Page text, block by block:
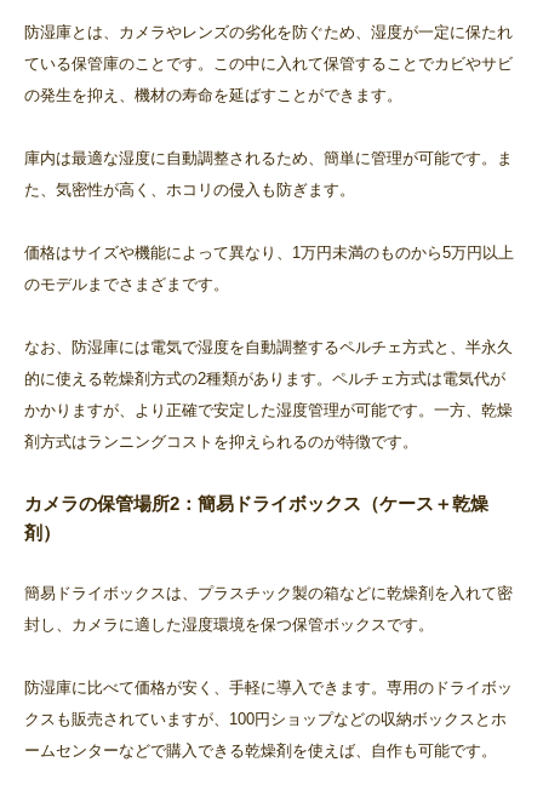
防湿庫とは、カメラやレンズの劣化を防ぐため、湿度が一定に保たれ
ている保管庫のことです。この中に入れて保管することでカビやサビ
の発生を抑え、機材の寿命を延ばすことができます。
庫内は最適な湿度に自動調整されるため、簡単に管理が可能です。ま
た、気密性が高く、ホコリの侵入も防ぎます。
価格はサイズや機能によって異なり、1万円未満のものから5万円以上
のモデルまでさまざまです。
なお、防湿庫には電気で湿度を自動調整するペルチェ方式と、半永久
的に使える乾燥剤方式の2種類があります。ペルチェ方式は電気代が
かかりますが、より正確で安定した湿度管理が可能です。一方、乾燥
剤方式はランニングコストを抑えられるのが特徴です。
カメラの保管場所2：簡易ドライボックス（ケース＋乾燥
剤）
簡易ドライボックスは、プラスチック製の箱などに乾燥剤を入れて密
封し、カメラに適した湿度環境を保つ保管ボックスです。
防湿庫に比べて価格が安く、手軽に導入できます。専用のドライボッ
クスも販売されていますが、100円ショップなどの収納ボックスとホ
ームセンターなどで購入できる乾燥剤を使えば、自作も可能です。